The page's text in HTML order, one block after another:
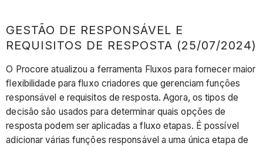
GESTÃO DE RESPONSÁVEL E
REQUISITOS DE RESPOSTA (25/07/2024)
O Procore atualizou a ferramenta Fluxos para fornecer maior
flexibilidade para fluxo criadores que gerenciam funções
responsável e requisitos de resposta. Agora, os tipos de
decisão são usados para determinar quais opções de
resposta podem ser aplicadas a fluxo etapas. É possível
adicionar várias funções responsável a uma única etapa de